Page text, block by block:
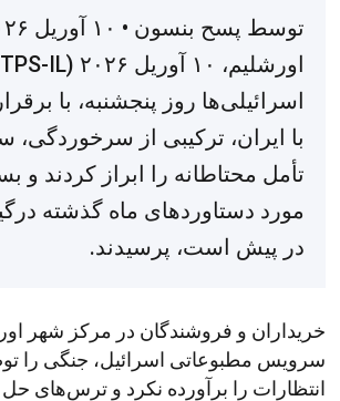
توسط پسح بنسون
اسرائیلی‌ها روز پنجشنبه، با
با ایران، ترکیبی از
تأمل محتاطانه را ابراز کردند و
مورد دستاوردهای ماه گذشته
در پیش است، پرسیدند.
خریداران و فروشندگان در مرکز شهر
سرویس مطبوعاتی اسرائیل، جنگی را
انتظارات را برآورده نکرد و ترس‌های حل